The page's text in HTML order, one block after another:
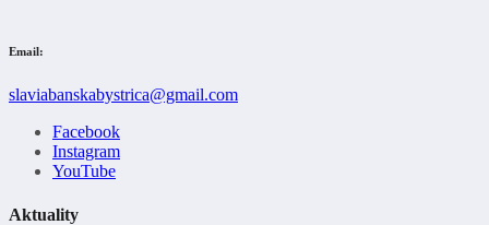
Email:
slaviabanskabystrica@gmail.com
Facebook
Instagram
YouTube
Aktuality